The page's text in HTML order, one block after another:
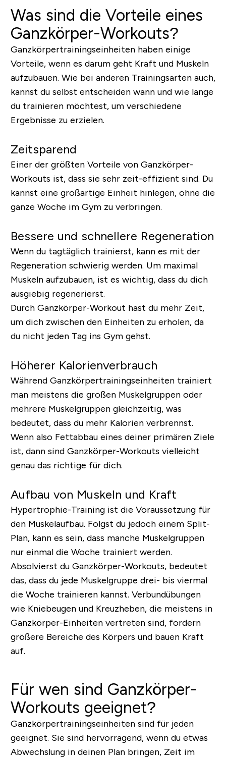
Was sind die Vorteile eines
Ganzkörper-Workouts?
Ganzkörpertrainingseinheiten haben einige
Vorteile, wenn es darum geht Kraft und Muskeln
aufzubauen. Wie bei anderen Trainingsarten auch,
kannst du selbst entscheiden wann und wie lange
du trainieren möchtest, um verschiedene
Ergebnisse zu erzielen.
Zeitsparend
Einer der größten Vorteile von Ganzkörper-
Workouts ist, dass sie sehr zeit-effizient sind. Du
kannst eine großartige Einheit hinlegen, ohne die
ganze Woche im Gym zu verbringen.
Bessere und schnellere Regeneration
Wenn du tagtäglich trainierst, kann es mit der
Regeneration schwierig werden. Um maximal
Muskeln aufzubauen, ist es wichtig, dass du dich
ausgiebig regenerierst.
Durch Ganzkörper-Workout hast du mehr Zeit,
um dich zwischen den Einheiten zu erholen, da
du nicht jeden Tag ins Gym gehst.
Höherer Kalorienverbrauch
Während Ganzkörpertrainingseinheiten trainiert
man meistens die großen Muskelgruppen oder
mehrere Muskelgruppen gleichzeitig, was
bedeutet, dass du mehr Kalorien verbrennst.
Wenn also Fettabbau eines deiner primären Ziele
ist, dann sind Ganzkörper-Workouts vielleicht
genau das richtige für dich.
Aufbau von Muskeln und Kraft
Hypertrophie-Training ist die Voraussetzung für
den Muskelaufbau. Folgst du jedoch einem Split-
Plan, kann es sein, dass manche Muskelgruppen
nur einmal die Woche trainiert werden.
Absolvierst du Ganzkörper-Workouts, bedeutet
das, dass du jede Muskelgruppe drei- bis viermal
die Woche trainieren kannst. Verbundübungen
wie Kniebeugen und Kreuzheben, die meistens in
Ganzkörper-Einheiten vertreten sind, fordern
größere Bereiche des Körpers und bauen Kraft
auf.
Für wen sind Ganzkörper-
Workouts geeignet?
Ganzkörpertrainingseinheiten sind für jeden
geeignet. Sie sind hervorragend, wenn du etwas
Abwechslung in deinen Plan bringen, Zeit im